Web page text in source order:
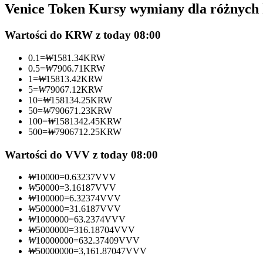
Kontrakty futures wykorzystujące USDC jako zabezpieczenie
Kopiowanie Transakcji
Dołącz do najlepszych traderów
Venice Token Kursy wymiany dla różnych
Wartości do KRW z today 08:00
0.1=₩1581.34KRW
0.5=₩7906.71KRW
1=₩15813.42KRW
5=₩79067.12KRW
10=₩158134.25KRW
50=₩790671.23KRW
100=₩1581342.45KRW
500=₩7906712.25KRW
Wartości do VVV z today 08:00
₩10000=0.63237VVV
₩50000=3.16187VVV
₩100000=6.32374VVV
₩500000=31.6187VVV
₩1000000=63.2374VVV
₩5000000=316.18704VVV
₩10000000=632.37409VVV
₩50000000=3,161.87047VVV